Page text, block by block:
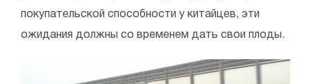
покупательской способности у китайцев, эти
ожидания должны со временем дать свои плоды.